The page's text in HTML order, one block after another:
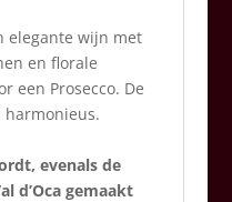
elegante wijn met
en florale
een Prosecco. De
harmonieus.
evenals de
d’Oca gemaakt